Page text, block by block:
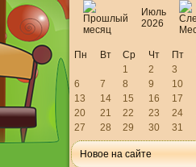
Июль
2026
Пн Вт Ср Чт Пт
1
2 3
6
7 8 9 10
13
14 15 16 17
20
21 22 23 24
27
28 29 30 31
Новое на сайте